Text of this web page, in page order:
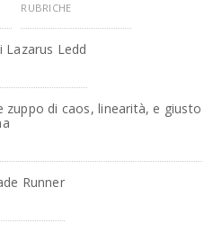
RUBRICHE
Lazarus Ledd
zuppo di caos, linearità, e giusto
Runner